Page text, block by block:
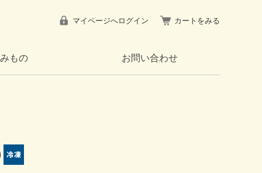
マイページへログイン カートをみる
もの お問い合わせ